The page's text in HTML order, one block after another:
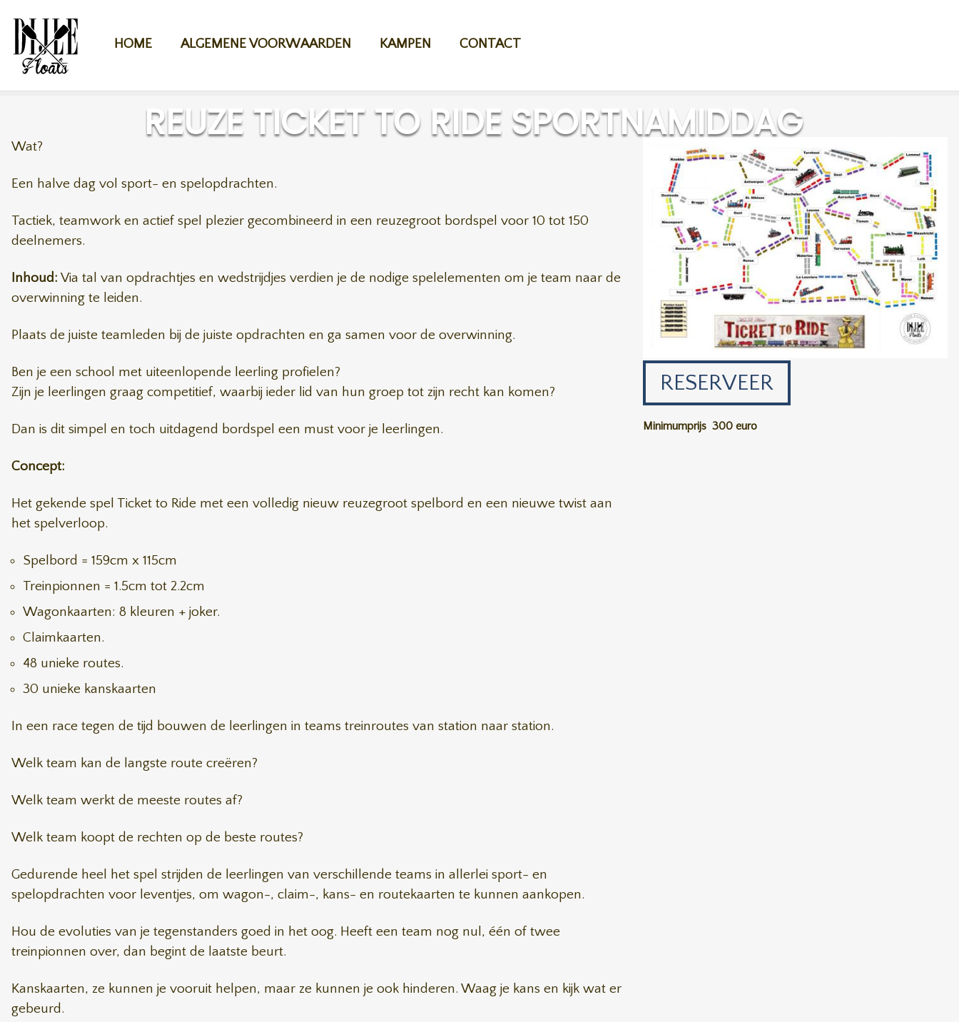
HOME ALGEMENE VOORWAARDEN KAMPEN CONTACT
REUZE TICKET TO RIDE SPORTNAMIDDAG
Wat?
Een halve dag vol sport- en spelopdrachten.
Tactiek, teamwork en actief spel plezier gecombineerd in een reuzegroot bordspel voor 10 tot 150
deelnemers.
Inhoud: Via tal van opdrachtjes en wedstrijdjes verdien je de nodige spelelementen om je team naar de
overwinning te leiden.
Plaats de juiste teamleden bij de juiste opdrachten en ga samen voor de overwinning.
Ben je een school met uiteenlopende leerling profielen?
Zijn je leerlingen graag competitief, waarbij ieder lid van hun groep tot zijn recht kan komen?
Dan is dit simpel en toch uitdagend bordspel een must voor je leerlingen.
Concept:
Het gekende spel Ticket to Ride met een volledig nieuw reuzegroot spelbord en een nieuwe twist aan
het spelverloop.
Spelbord = 159cm x 115cm
Treinpionnen = 1.5cm tot 2.2cm
Wagonkaarten: 8 kleuren + joker.
Claimkaarten.
48 unieke routes.
30 unieke kanskaarten
In een race tegen de tijd bouwen de leerlingen in teams treinroutes van station naar station.
Welk team kan de langste route creëren?
Welk team werkt de meeste routes af?
Welk team koopt de rechten op de beste routes?
Gedurende heel het spel strijden de leerlingen van verschillende teams in allerlei sport- en
spelopdrachten voor leventjes, om wagon-, claim-, kans- en routekaarten te kunnen aankopen.
Hou de evoluties van je tegenstanders goed in het oog. Heeft een team nog nul, één of twee
treinpionnen over, dan begint de laatste beurt.
Kanskaarten, ze kunnen je vooruit helpen, maar ze kunnen je ook hinderen. Waag je kans en kijk wat er
gebeurd.
RESERVEER
Minimumprijs 300 euro